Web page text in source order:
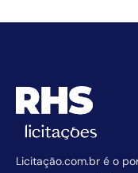
Licitação.com.br é o